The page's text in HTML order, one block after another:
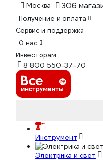
Москва 306
Получение и оплата
Сервис и поддержка
О нас
Инвесторам
8 800 550-37-70
Инструмент
Электрика и свет